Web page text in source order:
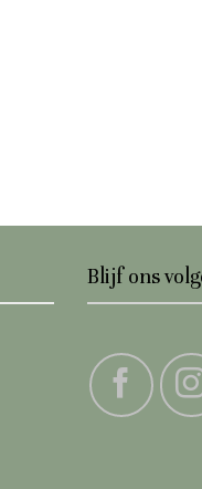
Blijf ons